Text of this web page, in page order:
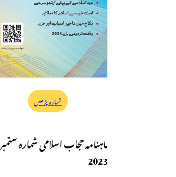
شمارہ پڑھیں
ماہنامہ حجاب اسلامی شمارہ ستمبر
2023